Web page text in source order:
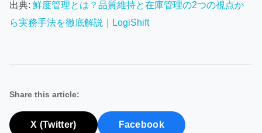
出典: 鮮度管理とは？品質維持と在庫管理の2つの視点か
ら実務手法を徹底解説｜LogiShift
Share this article:
X (Twitter) Facebook